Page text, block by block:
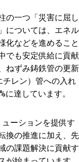
の一つ「災害に屈し
については、エネル
化などを進めること
でも安定供給に貢献
ねずみ鋳鉄管の更新
チレン）管への入れ
達しています。
ーションを提供す
換の推進に加え、先
の課題解決に貢献す